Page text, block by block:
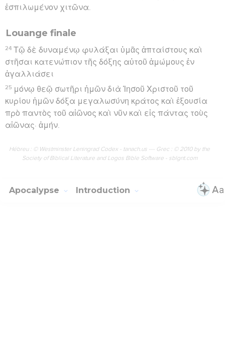
ἐσπιλωμένον χιτῶνα.
Louange finale
24 Τῷ δὲ δυναμένῳ φυλάξαι ὑμᾶς ἀπταίστους καὶ
στῆσαι κατενώπιον τῆς δόξης αὐτοῦ ἀμώμους ἐν
ἀγαλλιάσει
25 μόνῳ θεῷ σωτῆρι ἡμῶν διὰ Ἰησοῦ Χριστοῦ τοῦ
κυρίου ἡμῶν δόξα μεγαλωσύνη κράτος καὶ ἐξουσία
πρὸ παντὸς τοῦ αἰῶνος καὶ νῦν καὶ εἰς πάντας τοὺς
αἰῶνας· ἀμήν.
Hébreu : © Westminster Leningrad Codex - tanach.us --- Grec : © 2010 by the
Society of Biblical Literature and Logos Bible Software - sblgnt.com
Apocalypse Introduction